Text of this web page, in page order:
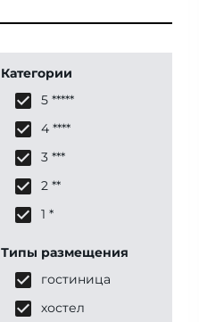
Категории
5 *****
4 ****
3 ***
2 **
1 *
Типы размещения
гостиница
хостел